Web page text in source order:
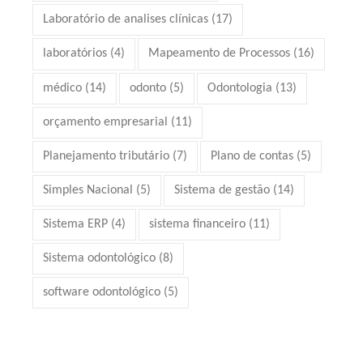
Laboratório de analises clínicas (17)
laboratórios (4) Mapeamento de Processos (16)
médico (14) odonto (5) Odontologia (13)
orçamento empresarial (11)
Planejamento tributário (7) Plano de contas (5)
Simples Nacional (5) Sistema de gestão (14)
Sistema ERP (4) sistema financeiro (11)
Sistema odontológico (8)
software odontológico (5)